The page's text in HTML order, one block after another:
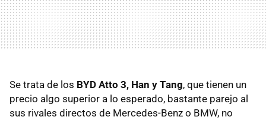
Se trata de los BYD Atto 3, Han y Tang, que tienen un
precio algo superior a lo esperado, bastante parejo al
sus rivales directos de Mercedes-Benz o BMW, no